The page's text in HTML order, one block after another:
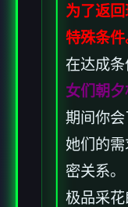
为了返
特殊条件
在达成条
女们朝夕
期间你
她们的
密关系。
极品采